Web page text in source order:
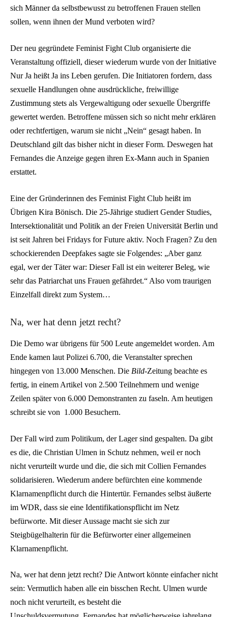
sich Männer da selbstbewusst zu betroffenen Frauen stellen
sollen, wenn ihnen der Mund verboten wird?
Der neu gegründete Feminist Fight Club organisierte die
Veranstaltung offiziell, dieser wiederum wurde von der Initiative
Nur Ja heißt Ja ins Leben gerufen. Die Initiatoren fordern, dass
sexuelle Handlungen ohne ausdrückliche, freiwillige
Zustimmung stets als Vergewaltigung oder sexuelle Übergriffe
gewertet werden. Betroffene müssen sich so nicht mehr erklären
oder rechtfertigen, warum sie nicht „Nein“ gesagt haben. In
Deutschland gilt das bisher nicht in dieser Form. Deswegen hat
Fernandes die Anzeige gegen ihren Ex-Mann auch in Spanien
erstattet.
Eine der Gründerinnen des Feminist Fight Club heißt im
Übrigen Kira Bönisch. Die 25-Jährige studiert Gender Studies,
Intersektionalität und Politik an der Freien Universität Berlin und
ist seit Jahren bei Fridays for Future aktiv. Noch Fragen? Zu den
schockierenden Deepfakes sagte sie Folgendes: „Aber ganz
egal, wer der Täter war: Dieser Fall ist ein weiterer Beleg, wie
sehr das Patriarchat uns Frauen gefährdet.“ Also vom traurigen
Einzelfall direkt zum System…
Na, wer hat denn jetzt recht?
Die Demo war übrigens für 500 Leute angemeldet worden. Am
Ende kamen laut Polizei 6.700, die Veranstalter sprechen
hingegen von 13.000 Menschen. Die Bild-Zeitung beachte es
fertig, in einem Artikel von 2.500 Teilnehmern und wenige
Zeilen später von 6.000 Demonstranten zu faseln. Am heutigen
schreibt sie von 1.000 Besuchern.
Der Fall wird zum Politikum, der Lager sind gespalten. Da gibt
es die, die Christian Ulmen in Schutz nehmen, weil er noch
nicht verurteilt wurde und die, die sich mit Collien Fernandes
solidarisieren. Wiederum andere befürchten eine kommende
Klarnamenpflicht durch die Hintertür. Fernandes selbst äußerte
im WDR, dass sie eine Identifikationspflicht im Netz
befürworte. Mit dieser Aussage macht sie sich zur
Steigbügelhalterin für die Befürworter einer allgemeinen
Klarnamenpflicht.
Na, wer hat denn jetzt recht? Die Antwort könnte einfacher nicht
sein: Vermutlich haben alle ein bisschen Recht. Ulmen wurde
noch nicht verurteilt, es besteht die